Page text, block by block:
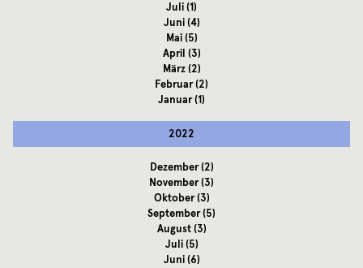
Juli(1)
Juni(4)
Mai(5)
April (3)
März(2)
Februar(2)
Januar(1)
2022
Dezember(2)
November(3)
Oktober(3)
September(5)
August(3)
Juli(5)
Juni(6)